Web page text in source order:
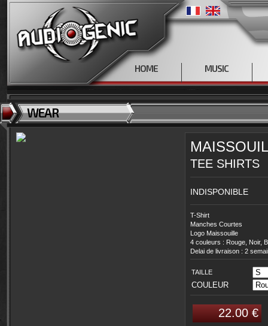
HOME MUSIC
WEAR
TEE SHIRTS
INDISPONIBLE
T-Shirt
Manches Courtes
Logo Maissouille
4 couleurs : Rouge, Noir,
Delai de livraison : 2
TAILLE
COULEUR
22.00 €